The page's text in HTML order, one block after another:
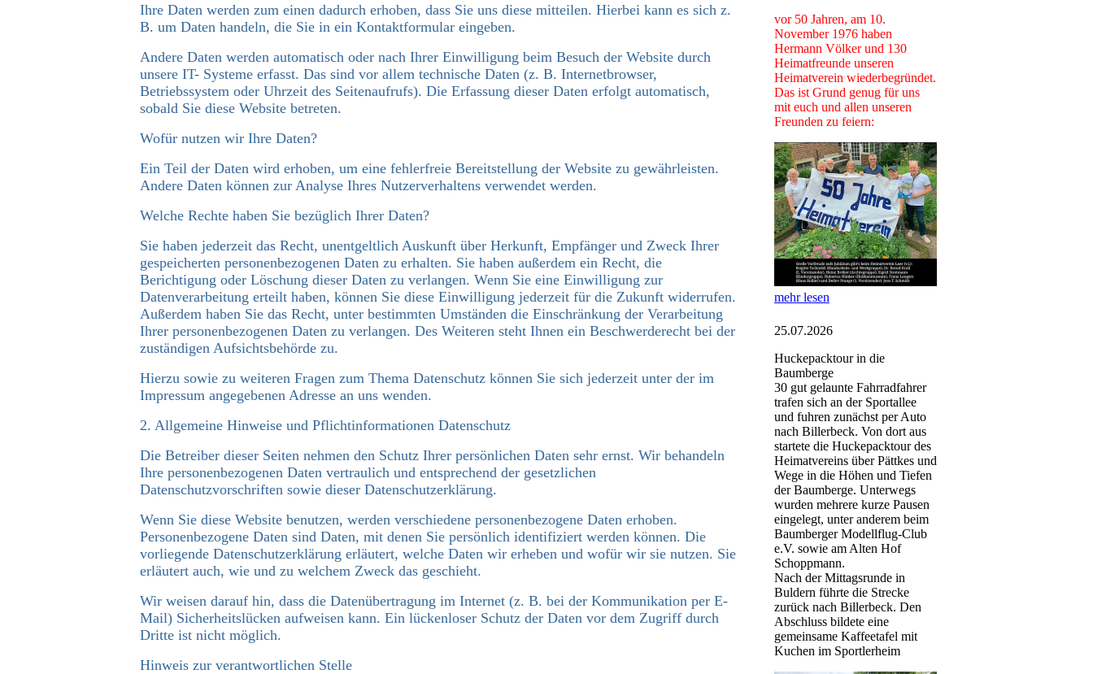
Ihre Daten werden zum einen dadurch erhoben, dass Sie uns diese mitteilen. Hierbei kann es sich z.
B. um Daten handeln, die Sie in ein Kontaktformular eingeben.
Andere Daten werden automatisch oder nach Ihrer Einwilligung beim Besuch der Website durch
unsere IT- Systeme erfasst. Das sind vor allem technische Daten (z. B. Internetbrowser,
Betriebssystem oder Uhrzeit des Seitenaufrufs). Die Erfassung dieser Daten erfolgt automatisch,
sobald Sie diese Website betreten.
Wofür nutzen wir Ihre Daten?
Ein Teil der Daten wird erhoben, um eine fehlerfreie Bereitstellung der Website zu gewährleisten.
Andere Daten können zur Analyse Ihres Nutzerverhaltens verwendet werden.
Welche Rechte haben Sie bezüglich Ihrer Daten?
Sie haben jederzeit das Recht, unentgeltlich Auskunft über Herkunft, Empfänger und Zweck Ihrer
gespeicherten personenbezogenen Daten zu erhalten. Sie haben außerdem ein Recht, die
Berichtigung oder Löschung dieser Daten zu verlangen. Wenn Sie eine Einwilligung zur
Datenverarbeitung erteilt haben, können Sie diese Einwilligung jederzeit für die Zukunft widerrufen.
Außerdem haben Sie das Recht, unter bestimmten Umständen die Einschränkung der Verarbeitung
Ihrer personenbezogenen Daten zu verlangen. Des Weiteren steht Ihnen ein Beschwerderecht bei der
zuständigen Aufsichtsbehörde zu.
Hierzu sowie zu weiteren Fragen zum Thema Datenschutz können Sie sich jederzeit unter der im
Impressum angegebenen Adresse an uns wenden.
2. Allgemeine Hinweise und Pflichtinformationen Datenschutz
Die Betreiber dieser Seiten nehmen den Schutz Ihrer persönlichen Daten sehr ernst. Wir behandeln
Ihre personenbezogenen Daten vertraulich und entsprechend der gesetzlichen
Datenschutzvorschriften sowie dieser Datenschutzerklärung.
Wenn Sie diese Website benutzen, werden verschiedene personenbezogene Daten erhoben.
Personenbezogene Daten sind Daten, mit denen Sie persönlich identifiziert werden können. Die
vorliegende Datenschutzerklärung erläutert, welche Daten wir erheben und wofür wir sie nutzen. Sie
erläutert auch, wie und zu welchem Zweck das geschieht.
Wir weisen darauf hin, dass die Datenübertragung im Internet (z. B. bei der Kommunikation per E-
Mail) Sicherheitslücken aufweisen kann. Ein lückenloser Schutz der Daten vor dem Zugriff durch
Dritte ist nicht möglich.
Hinweis zur verantwortlichen Stelle
vor 50 Jahren, am 10.
November 1976 haben
Hermann Völker und 130
Heimatfreunde unseren
Heimatverein wiederbegründet.
Das ist Grund genug für uns
mit euch und allen unseren
Freunden zu feiern:
mehr lesen
25.07.2026
Huckepacktour in die
Baumberge
30 gut gelaunte Fahrradfahrer
trafen sich an der Sportallee
und fuhren zunächst per Auto
nach Billerbeck. Von dort aus
startete die Huckepacktour des
Heimatvereins über Pättkes und
Wege in die Höhen und Tiefen
der Baumberge. Unterwegs
wurden mehrere kurze Pausen
eingelegt, unter anderem beim
Baumberger Modellflug-Club
e.V. sowie am Alten Hof
Schoppmann.
Nach der Mittagsrunde in
Buldern führte die Strecke
zurück nach Billerbeck. Den
Abschluss bildete eine
gemeinsame Kaffeetafel mit
Kuchen im Sportlerheim